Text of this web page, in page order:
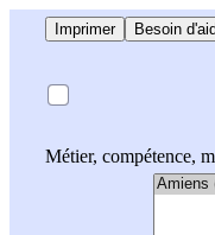
Imprimer Besoin
Métier, compétence,